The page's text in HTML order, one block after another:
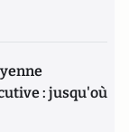
: jusqu'où